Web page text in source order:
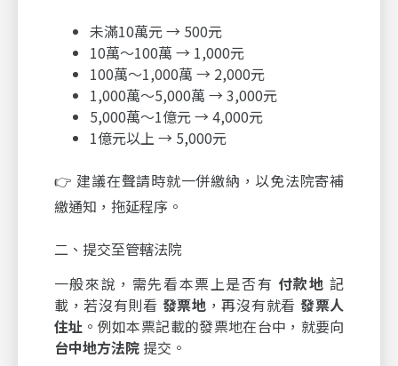
未滿10萬元 → 500元
10萬～100萬 → 1,000元
100萬～1,000萬 → 2,000元
1,000萬～5,000萬 → 3,000元
5,000萬～1億元 → 4,000元
1億元以上 → 5,000元
👉 建議在聲請時就一併繳納，以免法院寄補
繳通知，拖延程序。
二、提交至管轄法院
一般來說，需先看本票上是否有 付款地 記
載，若沒有則看 發票地 ，再沒有就看 發票人
住址 。例如本票記載的發票地在台中，就要向
台中地方法院提交。